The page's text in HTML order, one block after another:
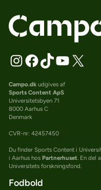
Campo.dkudgives af
Sports Content ApS
Universitetsbyen 71
8000 Aarhus C
Denmark
CVR-nr: 42457450
Du finder Sports Content i
i Aarhus hos Partnerhuset. En del
Universitets forskningsfond.
Fodbold